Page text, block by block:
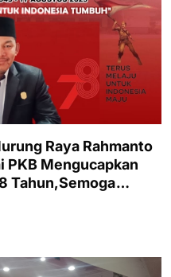
Raya Rahmanto
PKB Mengucapkan
Tahun,Semoga
Lagi Kedepannya.